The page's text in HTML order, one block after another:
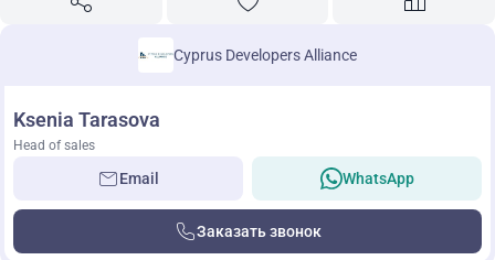
Cyprus Developers Alliance
Ksenia Tarasova
Head of sales
Email WhatsApp
Заказать звонок